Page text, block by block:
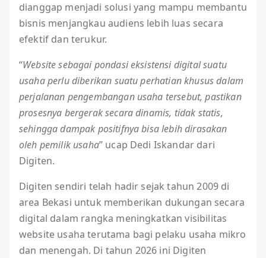
dianggap menjadi solusi yang mampu membantu
bisnis menjangkau audiens lebih luas secara
efektif dan terukur.
“Website sebagai pondasi eksistensi digital suatu
usaha perlu diberikan suatu perhatian khusus dalam
perjalanan pengembangan usaha tersebut, pastikan
prosesnya bergerak secara dinamis, tidak statis,
sehingga dampak positifnya bisa lebih dirasakan
oleh pemilik usaha” ucap Dedi Iskandar dari
Digiten.
Digiten sendiri telah hadir sejak tahun 2009 di
area Bekasi untuk memberikan dukungan secara
digital dalam rangka meningkatkan visibilitas
website usaha terutama bagi pelaku usaha mikro
dan menengah. Di tahun 2026 ini Digiten